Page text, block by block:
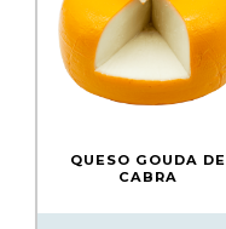
QUESO GOUDA DE
CABRA